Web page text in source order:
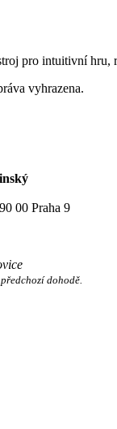
pro intuitivní hru,
vyhrazena.
00 Praha 9
dohodě.